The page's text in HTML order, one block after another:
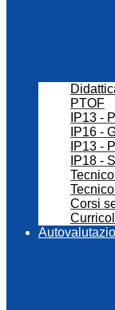
PTOF
IP13 -
IP16 -
IP13 -
IP18 -
Corsi